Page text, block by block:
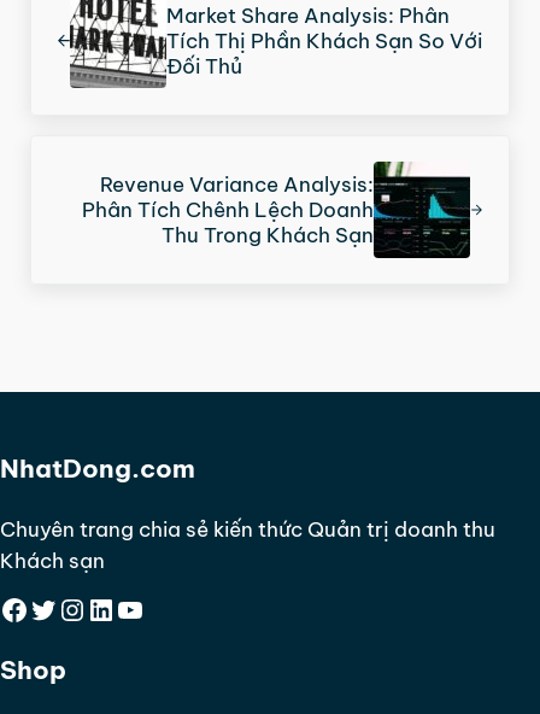
Market Share Analysis: Phân
Tích Thị Phần Khách Sạn So Với
Đối Thủ
Revenue Variance Analysis:
Phân Tích Chênh Lệch Doanh
Thu Trong Khách Sạn
NhatDong.com
Chuyên trang chia sẻ kiến thức Quản trị doanh thu
Khách sạn
Facebook
Twitter
Instagram
LinkedIn
YouTube
Shop